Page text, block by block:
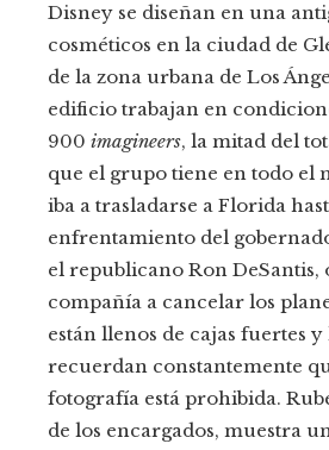
Disney se diseñan en una
cosméticos en la ciudad de
de la zona urbana de Los
edificio trabajan en
900 imagineers, la mitad del
que el grupo tiene en todo el
iba a trasladarse a Florida
enfrentamiento del
el republicano Ron DeSantis,
compañía a cancelar los
están llenos de cajas fuertes
recuerdan constantemente
fotografía está prohibida.
de los encargados, muestra